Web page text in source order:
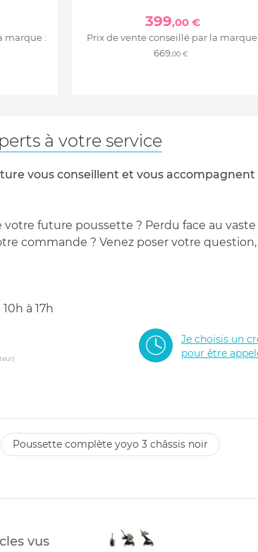
marque :
399,00 €
Prix de vente conseillé par la marque
669,00 €
à votre service
vous conseillent et vous
future poussette ? Perdu face au
commande ? Venez poser votre
à 17h
Je choisis un
pour être
poussette complète yoyo 3 châssis noir
vus